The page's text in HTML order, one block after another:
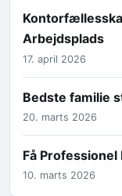
Arbejdsplads
17. april 2026
Bedste familie
20. marts 2026
Få Professionel
10. marts 2026